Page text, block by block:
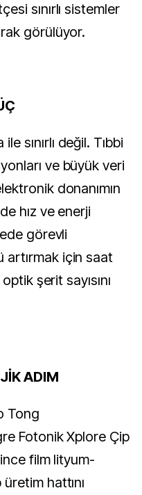
sınırlı sistemler
görülüyor.
sınırlı değil. Tıbbi
ve büyük veri
donanımın
hız ve enerji
görevli
artırmak için saat
şerit sayısını
ADIM
Tong
Fotonik Xplore Çip
film lityum-
hattını